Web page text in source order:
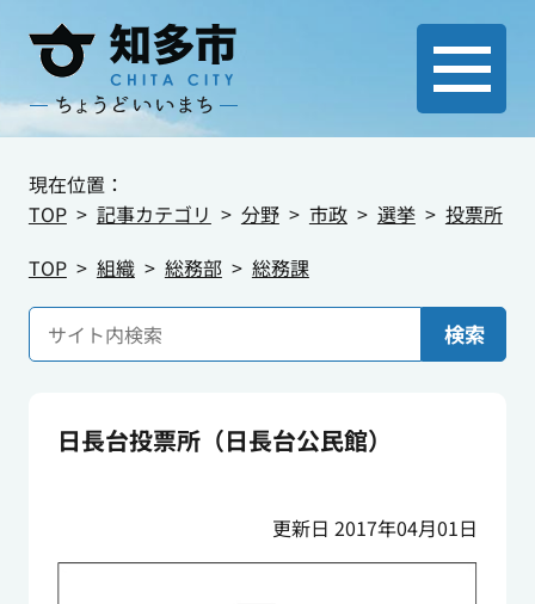
現在位置：
TOP
記事カテゴリ 分野 市政 選挙
投票所
TOP
組織 総務部 総務課
検索
日長台投票所（日長台公民館）
更新日 2017年04月01日